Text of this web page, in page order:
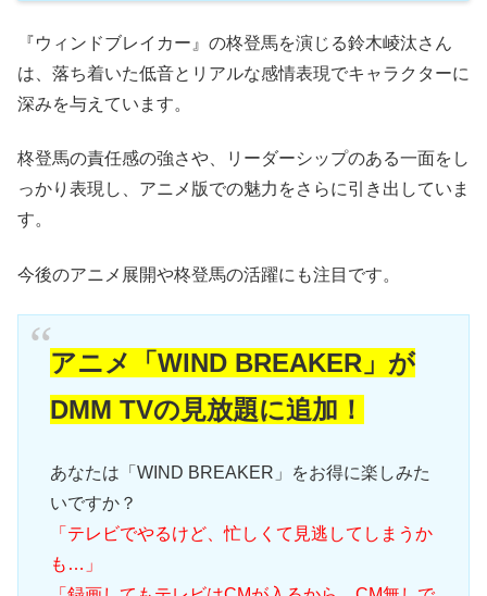
『ウィンドブレイカー』の柊登馬を演じる鈴木崚汰さん
は、落ち着いた低音とリアルな感情表現でキャラクターに
深みを与えています。
柊登馬の責任感の強さや、リーダーシップのある一面をし
っかり表現し、アニメ版での魅力をさらに引き出していま
す。
今後のアニメ展開や柊登馬の活躍にも注目です。
アニメ「WIND BREAKER」が
DMM TVの見放題に追加！
あなたは「WIND BREAKER」をお得に楽しみた
いですか？
「テレビでやるけど、忙しくて見逃してしまうか
も…」